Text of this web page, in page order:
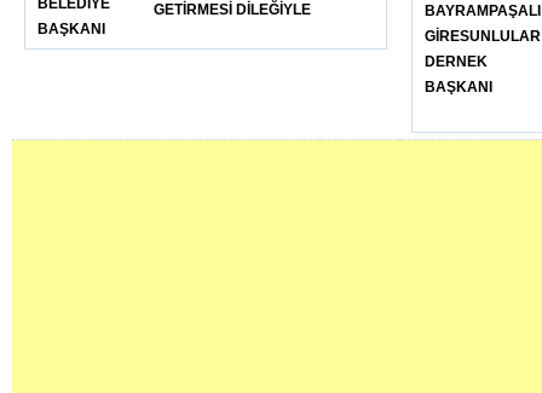
GETİRMESİ DİLEĞİYLE